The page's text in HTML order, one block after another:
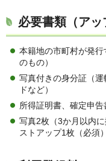
必要書類（アッ
本籍地の市町村が発
のもの）
写真付きの身分証（
ドなど）
所得証明書、確定申
写真2枚（3か月以内
ストアップ1枚（必須